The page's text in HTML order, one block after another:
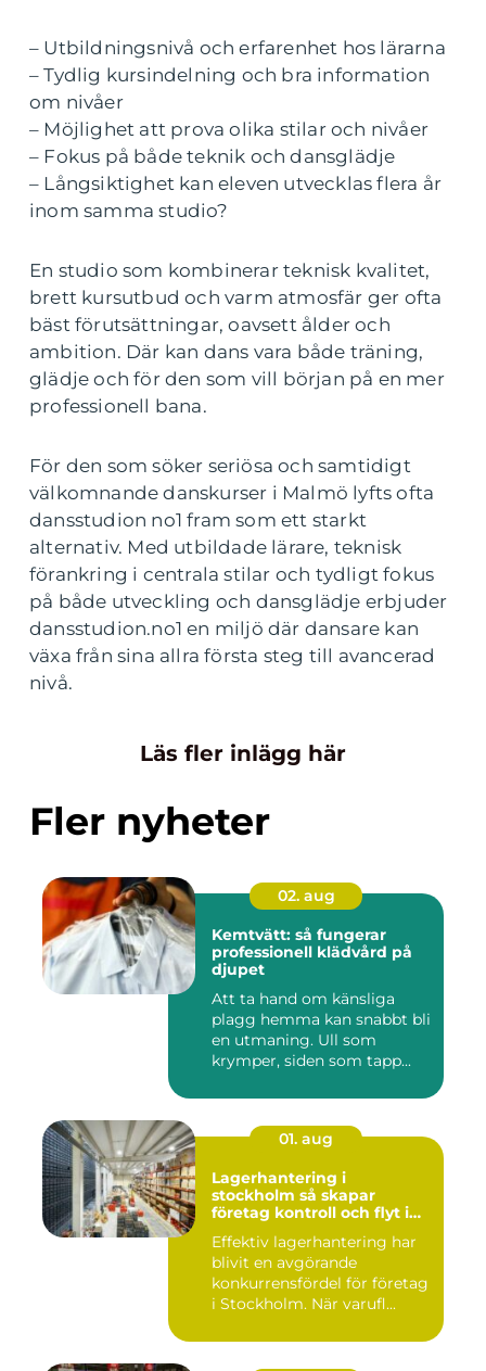
– Utbildningsnivå och erfarenhet hos lärarna
– Tydlig kursindelning och bra information
om nivåer
– Möjlighet att prova olika stilar och nivåer
– Fokus på både teknik och dansglädje
– Långsiktighet kan eleven utvecklas flera år
inom samma studio?
En studio som kombinerar teknisk kvalitet,
brett kursutbud och varm atmosfär ger ofta
bäst förutsättningar, oavsett ålder och
ambition. Där kan dans vara både träning,
glädje och för den som vill början på en mer
professionell bana.
För den som söker seriösa och samtidigt
välkomnande danskurser i Malmö lyfts ofta
dansstudion no1 fram som ett starkt
alternativ. Med utbildade lärare, teknisk
förankring i centrala stilar och tydligt fokus
på både utveckling och dansglädje erbjuder
dansstudion.no1 en miljö där dansare kan
växa från sina allra första steg till avancerad
nivå.
Läs fler inlägg här
Fler nyheter
02. aug
Kemtvätt: så fungerar
professionell klädvård på
djupet
Att ta hand om känsliga
plagg hemma kan snabbt bli
en utmaning. Ull som
krymper, siden som tapp...
01. aug
Lagerhantering i
stockholm så skapar
företag kontroll och flyt i
Effektiv lagerhantering har
blivit en avgörande
konkurrensfördel för företag
i Stockholm. När varufl...